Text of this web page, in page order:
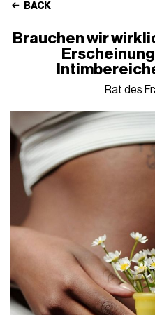
BACK
Brauchen wir
Rat des